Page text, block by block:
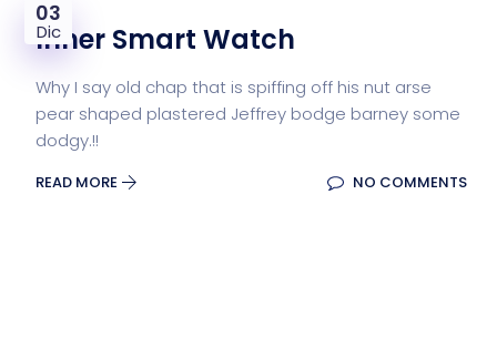
03
Dic
Inner Smart Watch
Why I say old chap that is spiffing off his nut arse
pear shaped plastered Jeffrey bodge barney some
dodgy.!!
READ MORE NO COMMENTS